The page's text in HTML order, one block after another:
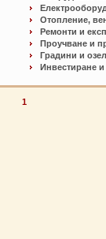
Отопление,
Ремонти и
Проучване и
Градини и
Инвестиране
1